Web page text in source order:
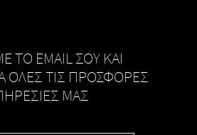
ΤΟ EMAIL ΣΟΥ ΚΑΙ
ΟΛΕΣ ΤΙΣ ΠΡΟΣΦΟΡΕΣ
ΜΑΣ